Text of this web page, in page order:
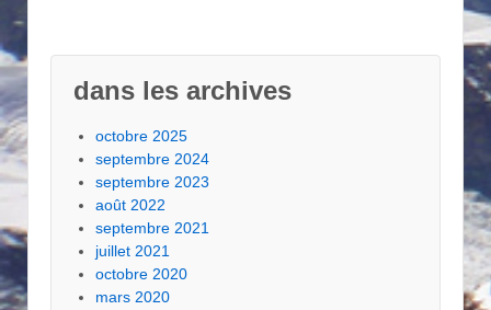
dans les archives
octobre 2025
septembre 2024
septembre 2023
août 2022
septembre 2021
juillet 2021
octobre 2020
mars 2020